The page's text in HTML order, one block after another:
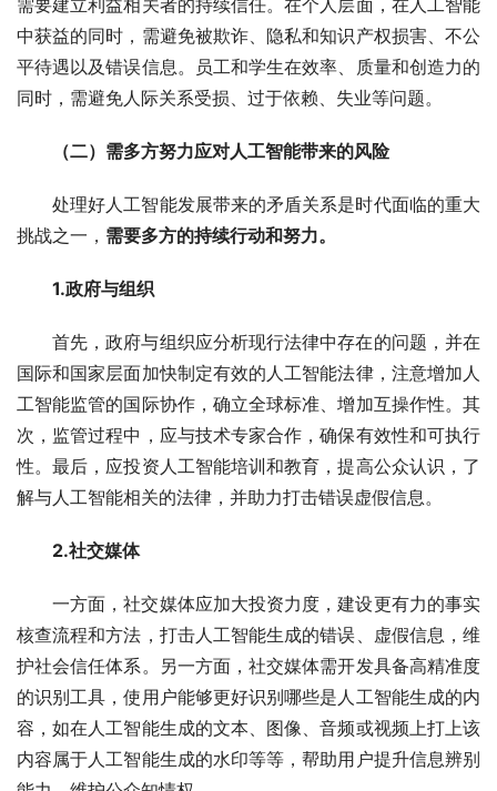
需要建立利益相关者的持续信任。在个人层面，在人工智能
中获益的同时，需避免被欺诈、隐私和知识产权损害、不公
平待遇以及错误信息。员工和学生在效率、质量和创造力的
同时，需避免人际关系受损、过于依赖、失业等问题。
（二）需多方努力应对人工智能带来的风险
处理好人工智能发展带来的矛盾关系是时代面临的重大
挑战之一， 需要多方的持续行动和努力。
1.政府与组织
首先，政府与组织应分析现行法律中存在的问题，并在
国际和国家层面加快制定有效的人工智能法律，注意增加人
工智能监管的国际协作，确立全球标准、增加互操作性。其
次，监管过程中，应与技术专家合作，确保有效性和可执行
性。最后，应投资人工智能培训和教育，提高公众认识，了
解与人工智能相关的法律，并助力打击错误虚假信息。
2.社交媒体
一方面，社交媒体应加大投资力度，建设更有力的事实
核查流程和方法，打击人工智能生成的错误、虚假信息，维
护社会信任体系。另一方面，社交媒体需开发具备高精准度
的识别工具，使用户能够更好识别哪些是人工智能生成的内
容，如在人工智能生成的文本、图像、音频或视频上打上该
内容属于人工智能生成的水印等等，帮助用户提升信息辨别